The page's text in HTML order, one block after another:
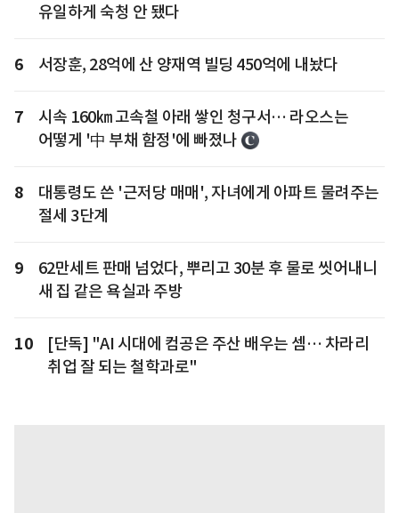
유일하게 숙청 안 됐다
6 서장훈, 28억에 산 양재역 빌딩 450억에 내놨다
7
시속 160㎞ 고속철 아래 쌓인 청구서… 라오스는
어떻게 '中 부채 함정'에 빠졌나
8
대통령도 쓴 '근저당 매매', 자녀에게 아파트 물려주는
절세 3단계
9
62만세트 판매 넘었다, 뿌리고 30분 후 물로 씻어내니
새 집 같은 욕실과 주방
10
[단독] "AI 시대에 컴공은 주산 배우는 셈… 차라리
취업 잘 되는 철학과로"